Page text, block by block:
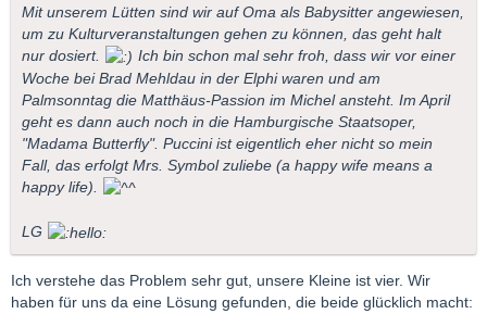
Mit unserem Lütten sind wir auf Oma als Babysitter angewiesen,
um zu Kulturveranstaltungen gehen zu können, das geht halt
nur dosiert.
Ich bin schon mal sehr froh, dass wir vor einer
Woche bei Brad Mehldau in der Elphi waren und am
Palmsonntag die Matthäus-Passion im Michel ansteht. Im April
geht es dann auch noch in die Hamburgische Staatsoper,
"Madama Butterfly". Puccini ist eigentlich eher nicht so mein
Fall, das erfolgt Mrs. Symbol zuliebe (a happy wife means a
happy life).
LG
Ich verstehe das Problem sehr gut, unsere Kleine ist vier. Wir
haben für uns da eine Lösung gefunden, die beide glücklich macht: